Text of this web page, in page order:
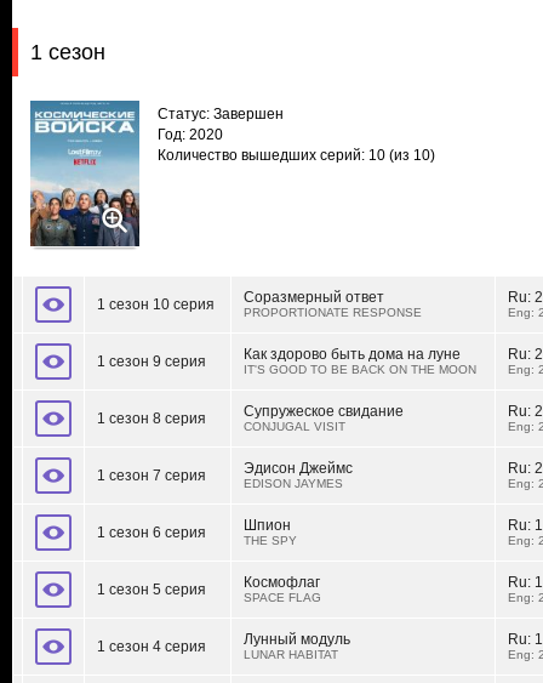
1 сезон
Статус: Завершен
Год: 2020
Количество вышедших серий: 10 (из 10)
1 сезон 10 серия Соразмерный ответ
PROPORTIONATE RESPONSE
Ru:
Eng:
1 сезон 9 серия Как здорово быть дома на луне
IT'S GOOD TO BE BACK ON THE MOON
Ru:
Eng:
1 сезон 8 серия Супружеское свидание
CONJUGAL VISIT
Ru:
Eng:
1 сезон 7 серия Эдисон Джеймс
EDISON JAYMES
Ru:
Eng:
1 сезон 6 серия Шпион
THE SPY
Ru:
Eng:
1 сезон 5 серия Космофлаг
SPACE FLAG
Ru:
Eng:
1 сезон 4 серия Лунный модуль
LUNAR HABITAT
Ru:
Eng: